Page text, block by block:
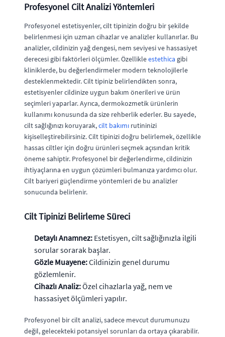
Profesyonel Cilt Analizi Yöntemleri
Profesyonel estetisyenler, cilt tipinizin doğru bir şekilde
belirlenmesi için uzman cihazlar ve analizler kullanırlar. Bu
analizler, cildinizin yağ dengesi, nem seviyesi ve hassasiyet
derecesi gibi faktörleri ölçümler. Özellikleestethica gibi
kliniklerde, bu değerlendirmeler modern teknolojilerle
desteklenmektedir. Cilt tipiniz belirlendikten sonra,
estetisyenler cildinize uygun bakım önerileri ve ürün
seçimleri yaparlar. Ayrıca, dermokozmetik ürünlerin
kullanımı konusunda da size rehberlik ederler. Bu sayede,
cilt sağlığınızı koruyarak,cilt bakımı rutininizi
kişiselleştirebilirsiniz. Cilt tipinizi doğru belirlemek, özellikle
hassas ciltler için doğru ürünleri seçmek açısından kritik
öneme sahiptir. Profesyonel bir değerlendirme, cildinizin
ihtiyaçlarına en uygun çözümleri bulmanıza yardımcı olur.
Cilt bariyeri güçlendirme yöntemleri de bu analizler
sonucunda belirlenir.
Cilt Tipinizi Belirleme Süreci
Detaylı Anamnez: Estetisyen, cilt sağlığınızla ilgili
sorular sorarak başlar.
Gözle Muayene:Cildinizin genel durumu
gözlemlenir.
Cihazlı Analiz:Özel cihazlarla yağ, nem ve
hassasiyet ölçümleri yapılır.
Profesyonel bir cilt analizi, sadece mevcut durumunuzu
değil, gelecekteki potansiyel sorunları da ortaya çıkarabilir.